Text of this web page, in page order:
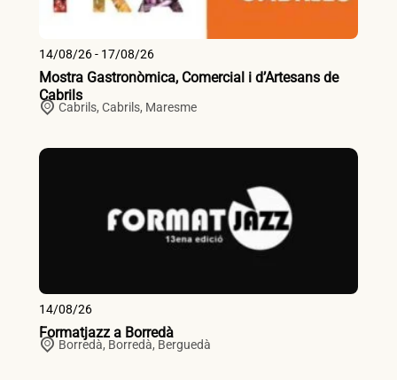
14/08/26 - 17/08/26
Mostra Gastronòmica, Comercial i d’Artesans de
Cabrils
Cabrils, Cabrils, Maresme
14/08/26
Formatjazz a Borredà
Borredà, Borredà, Berguedà